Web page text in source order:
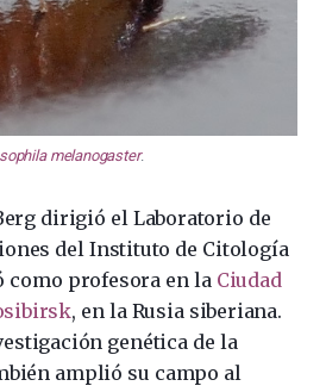
melanogaster.
dirigió el Laboratorio de
del Instituto de Citología
como profesora en la Ciudad
, en la Rusia siberiana.
genética de la
amplió su campo al